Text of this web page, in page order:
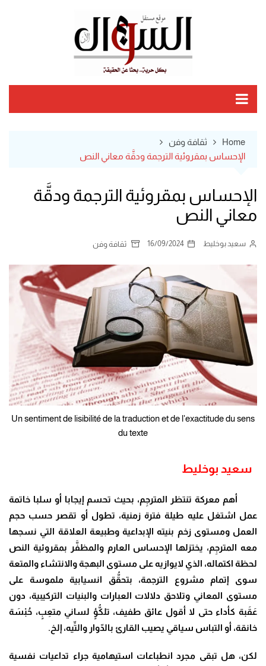
Home
ثقافة وفن
الإحساس بمقروئية الترجمة ودقَّة معاني النص
الإحساس بمقروئية الترجمة ودقَّة
معاني النص
سعيد بوخليط 16/09/2024 ثقافة وفن
Un sentiment de lisibilité de la traduction et de l'exactitude du sens
du texte
سعيد بوخليط
أهم معركة تنتظر المترجِم، بحيث تحسم إيجابا أو سلبا خاتمة
عمل اشتغل عليه طيلة فترة زمنية، تطول أو تقصر حسب حجم
العمل ومستوى زخم بنيته الإبداعية وطبيعة العلاقة التي نسجها
معه المترجِم، يختزلها الإحساس العارم والمظفَّر بمقروئية النص
لحظة اكتماله، الذي لايوازيه على مستوى البهجة والانتشاء والمتعة
سوى إتمام مشروع الترجمة، بتحقُّق انسيابية ملموسة على
مستوى المعاني وتلاحق دلالات العبارات والبنيات التركيبية، دون
عَقَبة كأداء حتى لا أقول عائق طفيف، تلكُّؤٍ لساني متعِبٍ، حُبْسَة
خانقة، أو التباس سياقي يصيب القارئ بالدّوار والتِّيه، إلخ.
لكن، هل تبقى مجرد انطباعات استيهامية جراء تداعيات نفسية